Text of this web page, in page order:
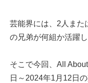
芸能界には、2人また
の兄弟が何組か活躍し
そこで今回、All
日～2024年1月12日